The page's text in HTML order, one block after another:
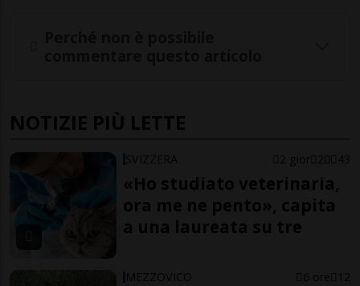
NOTIZIE PIÙ LETTE
SVIZZERA 2 gior 20 43
«Ho studiato veterinaria,
ora me ne pento», capita
a una laureata su tre
MEZZOVICO 6 ore 12